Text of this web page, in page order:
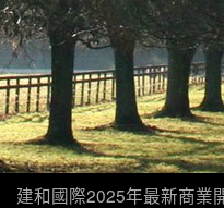
建和國際2025年最新商業